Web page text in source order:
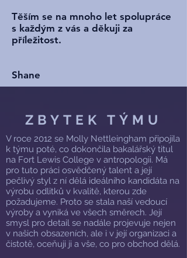
Těším se na mnoho let spolupráce
s každým z vás a děkuji za
příležitost.
Shane
ZBYTEK TÝMU
V roce 2012 se Molly Nettleingham připojila
k týmu poté, co dokončila bakalářský titul
na Fort Lewis College v antropologii. Má
pro tuto práci osvědčený talent a její
pečlivý styl z ní dělá ideálního kandidáta na
výrobu odlitků v kvalitě, kterou zde
požadujeme. Proto se stala naší vedoucí
výroby a vyniká ve všech směrech. Její
smysl pro detail se nadále projevuje nejen
v našich obsazeních, ale i v její organizaci a
čistotě, oceňuji ji a vše, co pro obchod dělá.